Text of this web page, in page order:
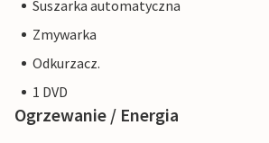
Suszarka automatyczna
Zmywarka
Odkurzacz.
1 DVD
Ogrzewanie / Energia